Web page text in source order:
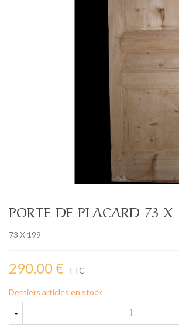
PORTE DE PLACARD 73 X
73 X 199
290,00 € TTC
Derniers articles en stock
-